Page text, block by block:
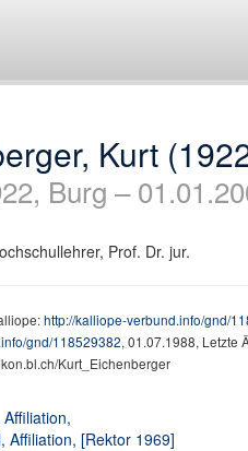
Kurt
Burg –
Prof. Dr. jur.
http://kalliope-verbund.info/gnd/
gnd/118529382, 01.07.1988, Letzte
Kurt_Eichenberger
Affiliation, [Rektor 1969]